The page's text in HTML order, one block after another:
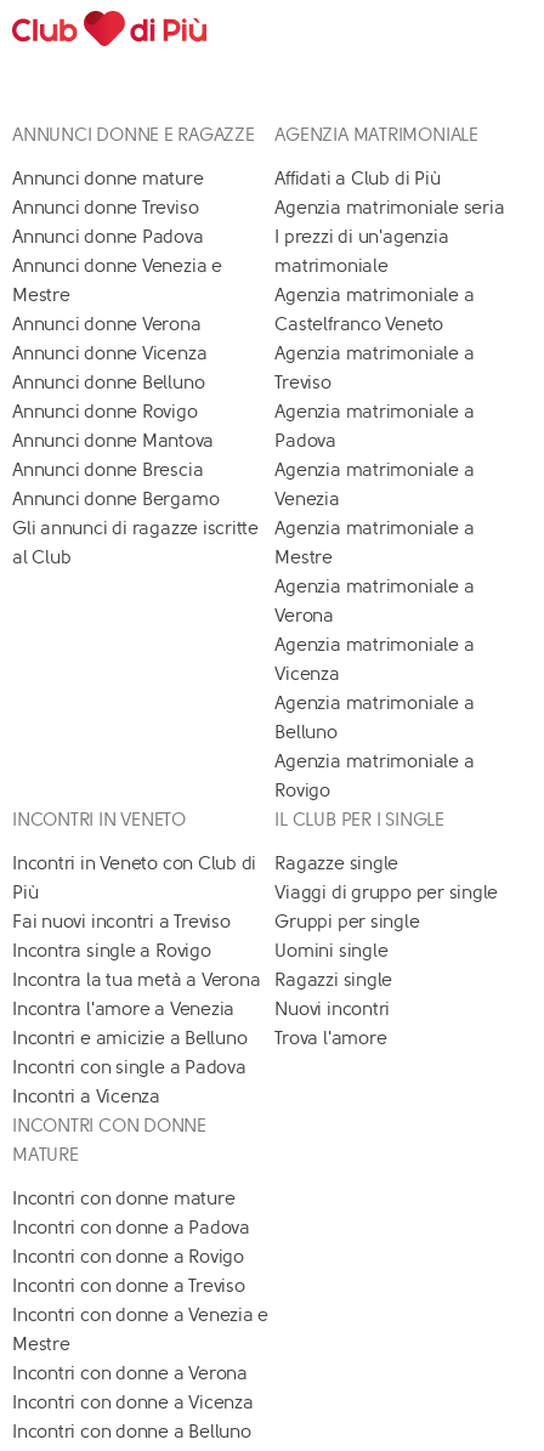
ANNUNCI DONNE E RAGAZZE
Annunci donne mature
Annunci donne Treviso
Annunci donne Padova
Annunci donne Venezia e
Mestre
Annunci donne Verona
Annunci donne Vicenza
Annunci donne Belluno
Annunci donne Rovigo
Annunci donne Mantova
Annunci donne Brescia
Annunci donne Bergamo
Gli annunci di ragazze iscritte
al Club
AGENZIA MATRIMONIALE
Affidati a Club di Più
Agenzia matrimoniale seria
I prezzi di un'agenzia
matrimoniale
Agenzia matrimoniale a
Castelfranco Veneto
Agenzia matrimoniale a
Treviso
Agenzia matrimoniale a
Padova
Agenzia matrimoniale a
Venezia
Agenzia matrimoniale a
Mestre
Agenzia matrimoniale a
Verona
Agenzia matrimoniale a
Vicenza
Agenzia matrimoniale a
Belluno
Agenzia matrimoniale a
Rovigo
INCONTRI IN VENETO
Incontri in Veneto con Club di
Più
Fai nuovi incontri a Treviso
Incontra single a Rovigo
Incontra la tua metà a Verona
Incontra l'amore a Venezia
Incontri e amicizie a Belluno
Incontri con single a Padova
Incontri a Vicenza
IL CLUB PER I SINGLE
Ragazze single
Viaggi di gruppo per single
Gruppi per single
Uomini single
Ragazzi single
Nuovi incontri
Trova l'amore
INCONTRI CON DONNE
MATURE
Incontri con donne mature
Incontri con donne a Padova
Incontri con donne a Rovigo
Incontri con donne a Treviso
Incontri con donne a Venezia e
Mestre
Incontri con donne a Verona
Incontri con donne a Vicenza
Incontri con donne a Belluno